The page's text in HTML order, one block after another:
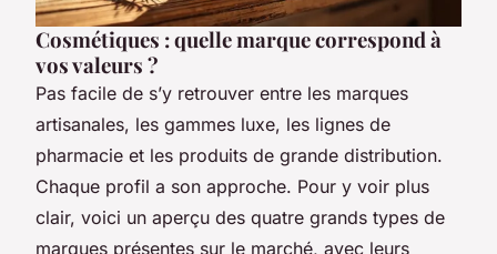
Cosmétiques : quelle marque correspond à
vos valeurs ?
Pas facile de s’y retrouver entre les marques
artisanales, les gammes luxe, les lignes de
pharmacie et les produits de grande distribution.
Chaque profil a son approche. Pour y voir plus
clair, voici un aperçu des quatre grands types de
marques présentes sur le marché, avec leurs